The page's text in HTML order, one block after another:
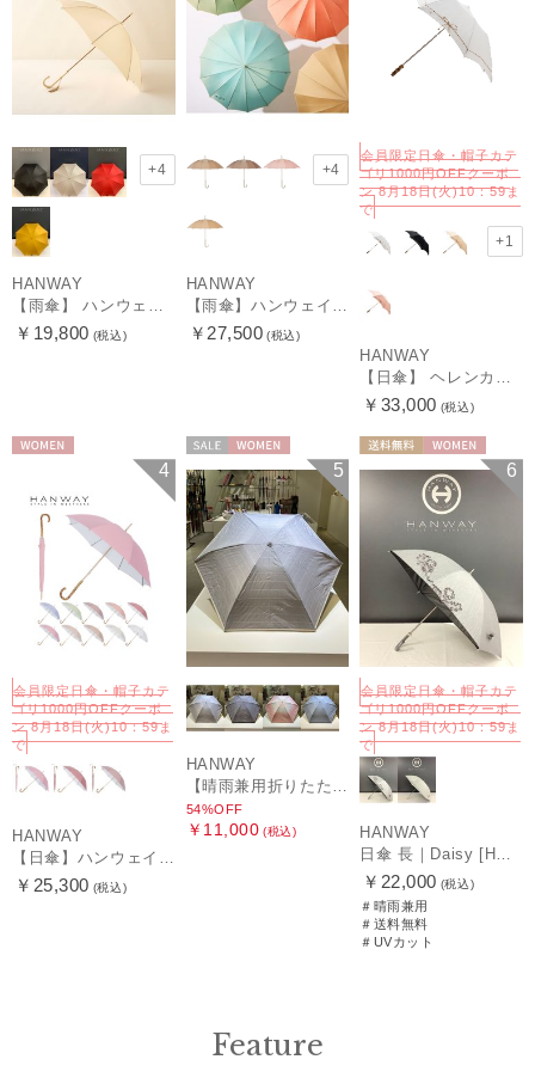
+4
HANWAY
【雨傘】 ハンウェイ （HANWAY） Couturier クチュリエ 長傘 日本製
￥19,800 (税込)
+4
HANWAY
【雨傘】ハンウェイ （HANWAY ）真田耳（サナダミミ）長傘 日本製 カーボン骨
￥27,500 (税込)
会員限定日傘・帽子カテ
ゴリ1000円OFFクーポ
ン 8月18日(火)10：59ま
で
+1
HANWAY
【日傘】 ヘレンカミンスキー（HELEN KAMINSKI） X ハンウェイ (HANWAY) コラボ プロヴァンスタイプ 麻無地 ラフィアコード 折りたたみ傘 曲がり手元 純パラソル
￥33,000 (税込)
4
会員限定日傘・帽子カテ
ゴリ1000円OFFクーポ
ン 8月18日(火)10：59ま
で
HANWAY
￥25,300 (税込)
5
HANWAY
【晴雨兼用折りたたみ日傘】ハンウェイ (HANWAY) Socal Gir（ソーカル・ガール） 暑さ対策、紫外線対策、親骨：～50cm 雨の日OK 遮光 UV 晴雨兼用
54%OFF
￥11,000 (税込)
6
会員限定日傘・帽子カテ
ゴリ1000円OFFクーポ
ン 8月18日(火)10：59ま
で
HANWAY
￥22,000 (税込)
＃晴雨兼用
＃送料無料
＃UVカット
Feature